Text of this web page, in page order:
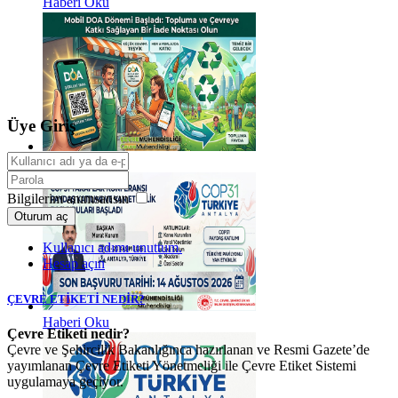
Haberi Oku
Haberi Oku
Üye Giriş
Bilgilerim anımsansın
Oturum aç
Kullanıcı adımı unuttum.
Hesap açın
ÇEVRE ETİKETİ NEDİR?
Çevre Etiketi nedir?
Çevre ve Şehircilik Bakanlığınca hazırlanan ve Resmi Gazete’de
yayımlanan Çevre Etiketi Yönetmeliği ile Çevre Etiket Sistemi
uygulamaya geçiyor.